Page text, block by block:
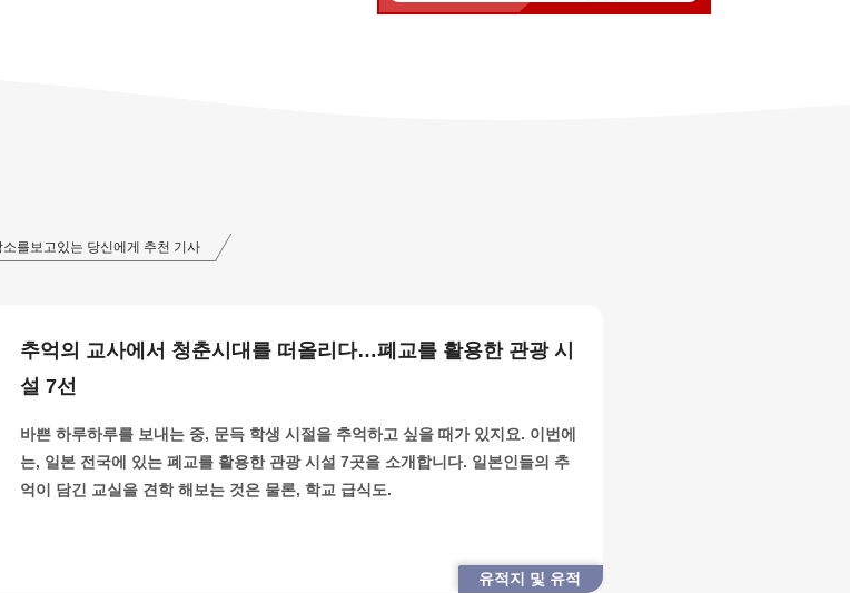
소를보고있는 당신에게 추천 기사
추억의 교사에서 청춘시대를 떠올리다…폐교를 활용한 관광 시
설 7선
바쁜 하루하루를 보내는 중, 문득 학생 시절을 추억하고 싶을 때가 있지요. 이번에
는, 일본 전국에 있는 폐교를 활용한 관광 시설 7곳을 소개합니다. 일본인들의 추
억이 담긴 교실을 견학 해보는 것은 물론, 학교 급식도.
유적지 및 유적